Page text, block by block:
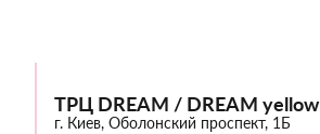
ТРЦ DREAM / DREAM yellow
г. Киев, Оболонский проспект, 1Б